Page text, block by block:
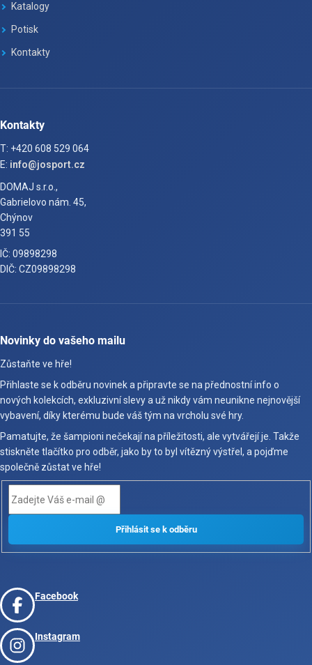
Katalogy
Potisk
Kontakty
Kontakty
T: +420 608 529 064
E: info@josport.cz
DOMAJ s.r.o.,
Gabrielovo nám. 45,
Chýnov
391 55
IČ: 09898298
DIČ: CZ09898298
Novinky do vašeho mailu
Zůstaňte ve hře!
Přihlaste se k odběru novinek a připravte se na přednostní info o
nových kolekcích, exkluzivní slevy a už nikdy vám neunikne nejnovější
vybavení, díky kterému bude váš tým na vrcholu své hry.
Pamatujte, že šampioni nečekají na příležitosti, ale vytvářejí je. Takže
stiskněte tlačítko pro odběr, jako by to byl vítězný výstřel, a pojďme
společně zůstat ve hře!
Facebook
Instagram